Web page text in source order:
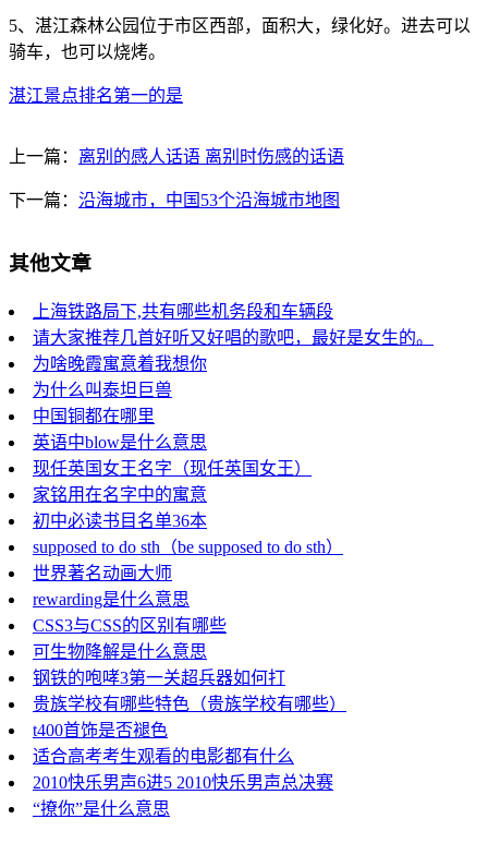
5、湛江森林公园位于市区西部，面积大，绿化好。进去可以
骑车，也可以烧烤。
湛江景点排名第一的是
上一篇： 离别的感人话语 离别时伤感的话语
下一篇： 沿海城市，中国53个沿海城市地图
其他文章
上海铁路局下,共有哪些机务段和车辆段
请大家推荐几首好听又好唱的歌吧，最好是女生的。
为啥晚霞寓意着我想你
为什么叫泰坦巨兽
中国铜都在哪里
英语中blow是什么意思
现任英国女王名字（现任英国女王）
家铭用在名字中的寓意
初中必读书目名单36本
supposed to do sth（be supposed to do sth）
世界著名动画大师
rewarding是什么意思
CSS3与CSS的区别有哪些
可生物降解是什么意思
钢铁的咆哮3第一关超兵器如何打
贵族学校有哪些特色（贵族学校有哪些）
t400首饰是否褪色
适合高考考生观看的电影都有什么
2010快乐男声6进5 2010快乐男声总决赛
“撩你”是什么意思